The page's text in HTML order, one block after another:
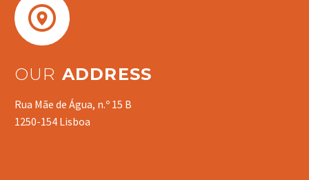


OUR ADDRESS
Rua Mãe de Água, n.º 15 B
1250-154 Lisboa